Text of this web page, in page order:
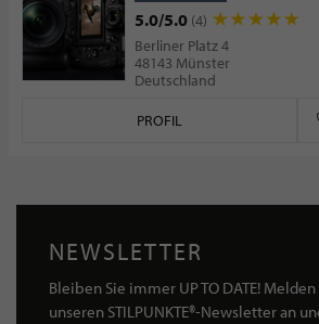
5.0/5.0 (4)
Berliner Platz 4
48143 Münster
Deutschland
PROFIL
NEWSLETTER
Bleiben Sie immer UP TO DATE!
unseren STILPUNKTE®-Newsletter an